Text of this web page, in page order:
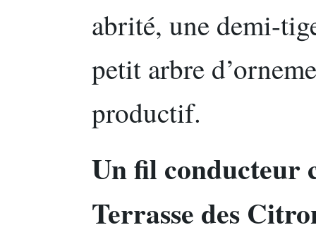
abrité, une demi-
petit arbre
productif.
Un fil conducteur
Terrasse des